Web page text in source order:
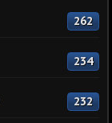
262
234
232